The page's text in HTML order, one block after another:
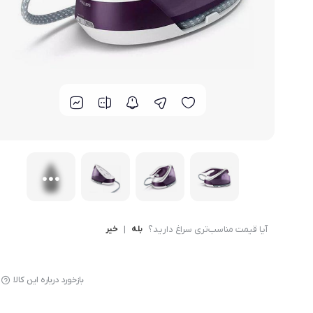
لوازم پخت و پز
آیا قیمت مناسب‌تری سراغ دارید؟ بله | خیر
بازخورد درباره این کالا